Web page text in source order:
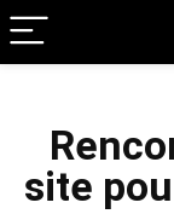
site